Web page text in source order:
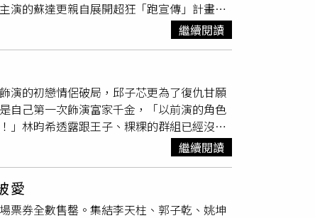
運動。經歷這場大病後，歐陽倫對人生與職
也坦言，老公在電療期間頭髮像灰塵一樣不
慰老公「你現在心情還好嗎，頭髮對你應該
演的蘇達更親自展開超狂「跑宣傳」計畫，
睛、最有誠意的方式替電影宣傳。渡邊直美
小薰（黃瀞怡）挑戰一人分飾兩角，甚至要
劇場不斷，懷疑自己是否能夠演好喜劇。小
有邏輯的話語，而且眼神必須同時保持極
大家光看劇本就已經笑到瘋掉。但只要一開
不要笑，「嚇他們嚇他們！妳不是人！記住
年初開始，便發起個人宣傳挑戰，每天背著
滿10公里。導演蘇達背「電影旗」日跑10
了行駛中的輕軌，興致勃勃地向車廂內的通
油！凍蒜！凍蒜！」令他哭笑不得。隨著
看到我時跟我打招呼，也隨時歡迎大家加
繼續閱讀
演的初戀情侶破局，邱子芯更為了復仇甘願
自己第一次飾演富家千金，「以前演的角色
」林昀希透露跟王子、粿粿的群組已經沒有
王子與粿粿的婚外情風波，是否感到震驚？
。」她表示事發後比較少私下聯繫，認為對
相按愛心。」邱子芯認愛圈外男友。（圖／
尬笑說：「愛大家啦！」她表示自己當下
」他們那趟美國行，剛好林昀希接了籃球季
繼續閱讀
愛
票券全數售罄。集結李天柱、郭子乾、姚坤